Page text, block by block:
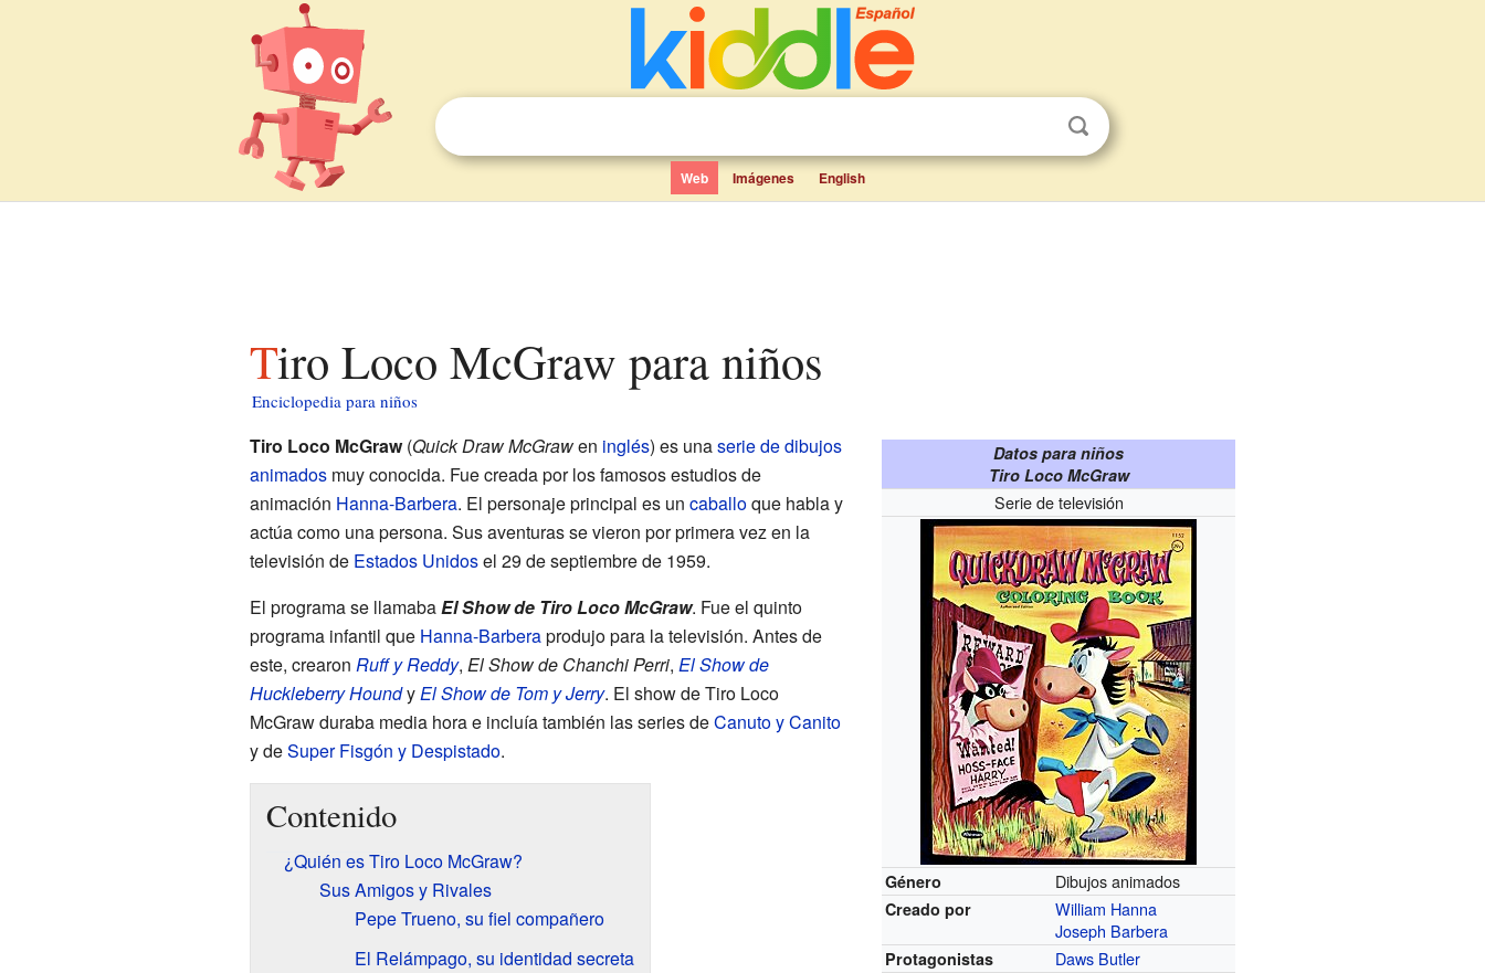
Web Imágenes English
Tiro Loco McGraw para niños
Enciclopedia para niños
Datos para niños
Tiro Loco McGraw
Serie de televisión
Género Dibujos animados
Creado por
William Hanna
Joseph Barbera
Protagonistas Daws Butler
Tiro Loco McGraw(Quick Draw McGrawen inglés) es unaserie de dibujos
animadosmuy conocida. Fue creada por los famosos estudios de
animación Hanna-Barbera. El personaje principal es un caballoque habla y
actúa como una persona. Sus aventuras se vieron por primera vez en la
televisión de Estados Unidosel 29 de septiembre de 1959.
El programa se llamabaEl Show de Tiro Loco McGraw. Fue el quinto
programa infantil que Hanna-Barberaprodujo para la televisión. Antes de
este, crearon Ruff y Reddy, El Show de Chanchi Perri, El Show de
Huckleberry HoundyEl Show de Tom y Jerry. El show de Tiro Loco
McGraw duraba media hora e incluía también las series deCanuto y Canito
y deSuper Fisgón y Despistado.
Contenido
¿Quién es Tiro Loco McGraw?
Sus Amigos y Rivales
Pepe Trueno, su fiel compañero
El Relámpago, su identidad secreta